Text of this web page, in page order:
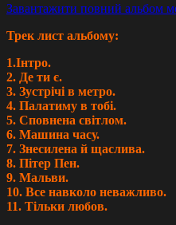
Завантажити повний альбом
Трек лист альбому:
1.Інтро.
2. Де ти є.
3. Зустрічі в метро.
4. Палатиму в тобі.
5. Сповнена світлом.
6. Машина часу.
7. Знесилена й щаслива.
8. Пітер Пен.
9. Мальви.
10. Все навколо неважливо.
11. Тільки любов.